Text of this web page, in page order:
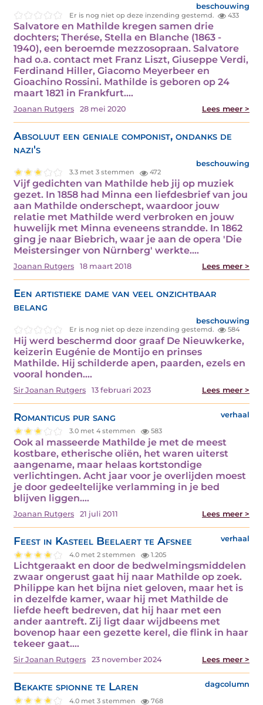
beschouwing
Er is nog niet op deze inzending gestemd. 433
Salvatore en Mathilde kregen samen drie
dochters; Therése, Stella en Blanche (1863 -
1940), een beroemde mezzosopraan. Salvatore
had o.a. contact met Franz Liszt, Giuseppe Verdi,
Ferdinand Hiller, Giacomo Meyerbeer en
Gioachino Rossini. Mathilde is geboren op 24
maart 1821 in Frankfurt.…
Joanan Rutgers 28 mei 2020 Lees meer >
Absoluut een geniale componist, ondanks de
nazi's
beschouwing
3.3 met 3 stemmen 472
Vijf gedichten van Mathilde heb jij op muziek
gezet. In 1858 had Minna een liefdesbrief van jou
aan Mathilde onderschept, waardoor jouw
relatie met Mathilde werd verbroken en jouw
huwelijk met Minna eveneens strandde. In 1862
ging je naar Biebrich, waar je aan de opera 'Die
Meistersinger von Nürnberg' werkte.…
Joanan Rutgers 18 maart 2018 Lees meer >
Een artistieke dame van veel onzichtbaar
belang
beschouwing
Er is nog niet op deze inzending gestemd. 584
Hij werd beschermd door graaf De Nieuwkerke,
keizerin Eugénie de Montijo en prinses
Mathilde. Hij schilderde apen, paarden, ezels en
vooral honden.…
Sir Joanan Rutgers 13 februari 2023 Lees meer >
Romanticus pur sang verhaal
3.0 met 4 stemmen 583
Ook al masseerde Mathilde je met de meest
kostbare, etherische oliën, het waren uiterst
aangename, maar helaas kortstondige
verlichtingen. Acht jaar voor je overlijden moest
je door gedeeltelijke verlamming in je bed
blijven liggen.…
Joanan Rutgers 21 juli 2011 Lees meer >
Feest in Kasteel Beelaert te Afsnee verhaal
4.0 met 2 stemmen 1.205
Lichtgeraakt en door de bedwelmingsmiddelen
zwaar ongerust gaat hij naar Mathilde op zoek.
Philippe kan het bijna niet geloven, maar het is
in dezelfde kamer, waar hij met Mathilde de
liefde heeft bedreven, dat hij haar met een
ander aantreft. Zij ligt daar wijdbeens met
bovenop haar een gezette kerel, die flink in haar
tekeer gaat.…
Sir Joanan Rutgers 23 november 2024 Lees meer >
Bekakte spionne te Laren dagcolumn
4.0 met 3 stemmen 768